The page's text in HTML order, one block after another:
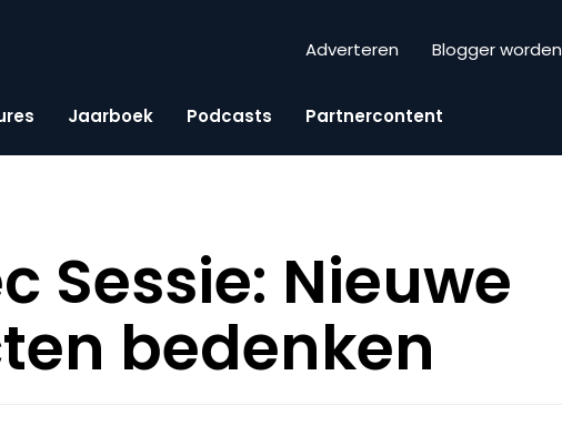
Adverteren Blogger worden
Jaarboek Podcasts Partnercontent
Sessie: Nieuwe
bedenken